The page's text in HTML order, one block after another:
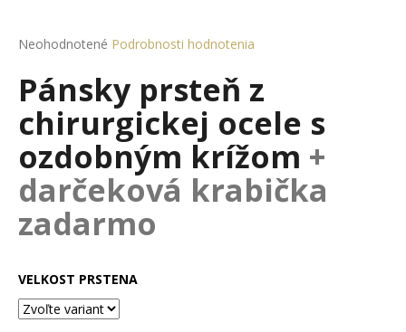
Priemerné
produktu
je
z
hviezdičiek.
Neohodnotené Podrobnosti hodnotenia
Pánsky prsteň z
chirurgickej ocele s
ozdobným krížom +
darčeková krabička
zadarmo
VELKOST PRSTENA
j
ť
?
O
d